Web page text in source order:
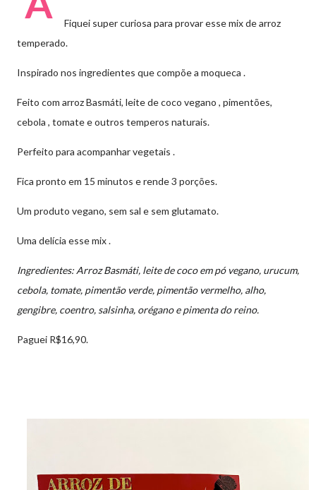
Fiquei super curiosa para provar esse mix de arroz
temperado.
Inspirado nos ingredientes que compõe a moqueca .
Feito com arroz Basmáti, leite de coco vegano , pimentões,
cebola , tomate e outros temperos naturais.
Perfeito para acompanhar vegetais .
Fica pronto em 15 minutos e rende 3 porções.
Um produto vegano, sem sal e sem glutamato.
Uma delícia esse mix .
Ingredientes: Arroz Basmáti, leite de coco em pó vegano, urucum,
cebola, tomate, pimentão verde, pimentão vermelho, alho,
gengibre, coentro, salsinha, orégano e pimenta do reino.
Paguei R$16,90.